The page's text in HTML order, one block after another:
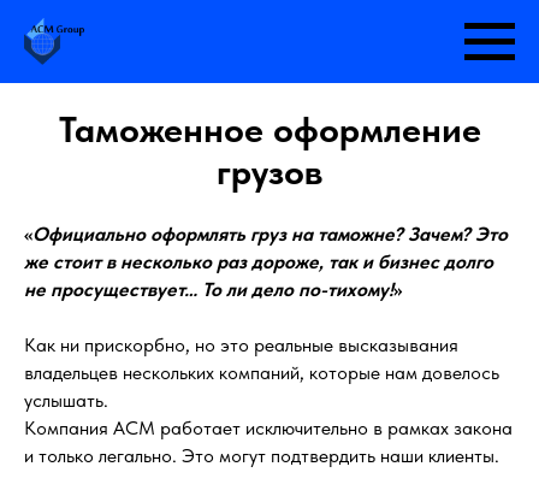
Таможенное оформление
грузов
«Официально оформлять груз на таможне? Зачем? Это
же стоит в несколько раз дороже, так и бизнес долго
не просуществует… То ли дело по-тихому!»
Как ни прискорбно, но это реальные высказывания
владельцев нескольких компаний, которые нам довелось
услышать.
Компания АСМ работает исключительно в рамках закона
и только легально. Это могут подтвердить наши клиенты.